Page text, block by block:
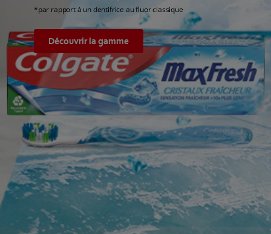
*par rapport à un dentifrice au fluor classique
Découvrir la gamme